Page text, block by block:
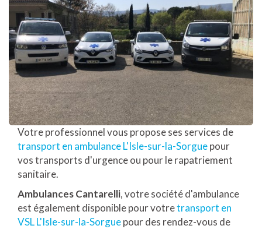
Votre professionnel vous propose ses services de
transport en ambulance L'Isle-sur-la-Sorguepour
vos transports d'urgence ou pour le rapatriement
sanitaire.
Ambulances Cantarelli, votre société d'ambulance
est également disponible pour votretransport en
VSL L'Isle-sur-la-Sorguepour des rendez-vous de